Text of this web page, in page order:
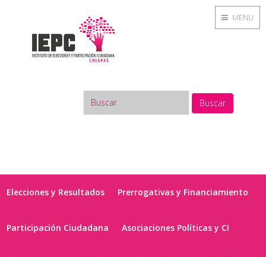
Buscar
Elecciones y Resultados Prerrogativas y Financiamiento
Participación Ciudadana Asociaciones Políticas y CI
MENU